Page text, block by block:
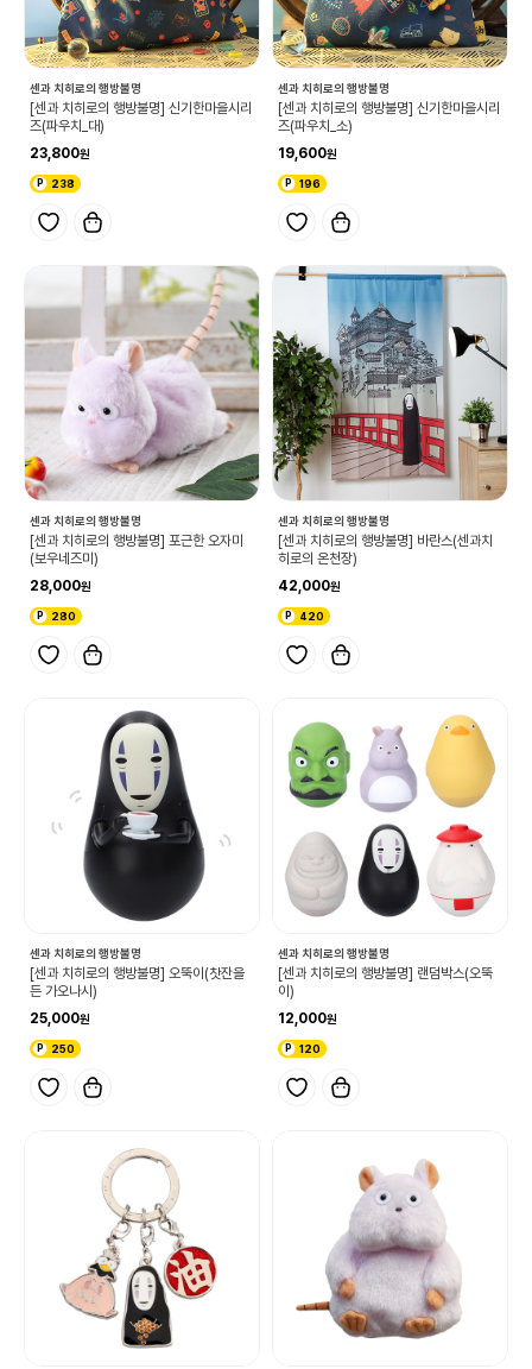
센과 치히로의 행방불명
[센과 치히로의 행방불명] 신기한마을시리
즈(파우치_대)
23,800
238
센과 치히로의 행방불명
[센과 치히로의 행방불명] 신기한마을시리
즈(파우치_소)
19,600
196
센과 치히로의 행방불명
[센과 치히로의 행방불명] 포근한 오자미
(보우네즈미)
28,000
280
센과 치히로의 행방불명
[센과 치히로의 행방불명] 바란스(센과치
히로의 온천장)
42,000
420
센과 치히로의 행방불명
[센과 치히로의 행방불명] 오뚝이(찻잔을
든 가오나시)
25,000
250
센과 치히로의 행방불명
[센과 치히로의 행방불명] 랜덤박스(오뚝
이)
12,000
120